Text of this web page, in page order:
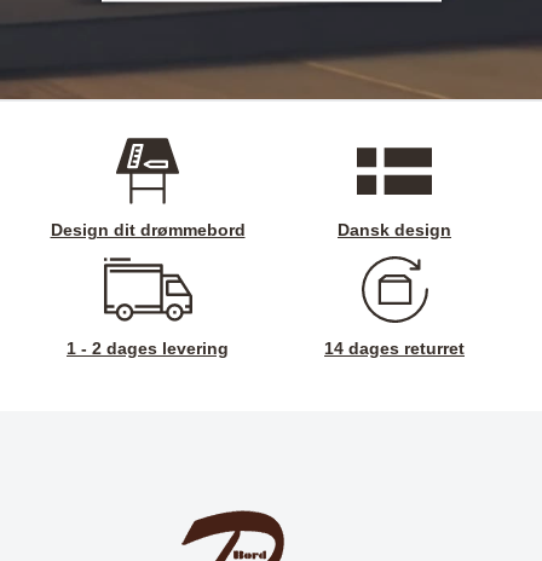
Design dit drømmebord Dansk design
1 - 2 dages levering 14 dages returret